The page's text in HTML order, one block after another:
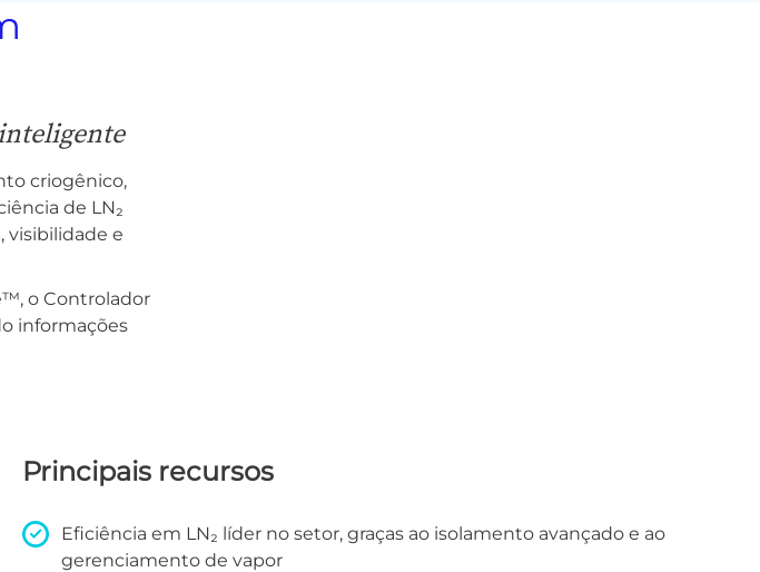
criogênico,
de LN₂
visibilidade e
o Controlador
informações
Principais recursos
Eficiência em LN₂ líder no setor, graças ao isolamento avançado e ao
gerenciamento de vapor